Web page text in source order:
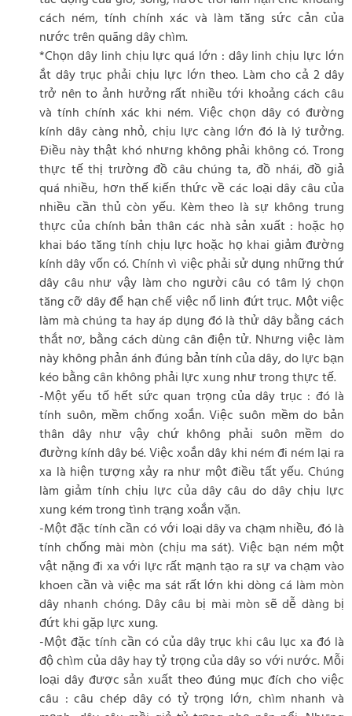
cách ném, tính chính xác và làm tăng sức cản của
nước trên quãng dây chìm.
*Chọn dây linh chịu lực quá lớn : dây linh chịu lực lớn
ắt dây trục phải chịu lực lớn theo. Làm cho cả 2 dây
trở nên to ảnh hưởng rất nhiều tới khoảng cách câu
và tính chính xác khi ném. Việc chọn dây có đường
kính dây càng nhỏ, chịu lực càng lớn đó là lý tưởng.
Điều này thật khó nhưng không phải không có. Trong
thực tế thị trường đồ câu chúng ta, đồ nhái, đồ giả
quá nhiều, hơn thế kiến thức về các loại dây câu của
nhiều cần thủ còn yếu. Kèm theo là sự không trung
thực của chính bản thân các nhà sản xuất : hoặc họ
khai báo tăng tính chịu lực hoặc họ khai giảm đường
kính dây vốn có. Chính vì việc phải sử dụng những thứ
dây câu như vậy làm cho người câu có tâm lý chọn
tăng cỡ dây để hạn chế việc nổ linh đứt trục. Một việc
làm mà chúng ta hay áp dụng đó là thử dây bằng cách
thắt nơ, bằng cách dùng cân điện tử. Nhưng việc làm
này không phản ánh đúng bản tính của dây, do lực bạn
kéo bằng cân không phải lực xung như trong thực tế.
-Một yếu tố hết sức quan trọng của dây trục : đó là
tính suôn, mềm chống xoắn. Việc suôn mềm do bản
thân dây như vậy chứ không phải suôn mềm do
đường kính dây bé. Việc xoắn dây khi ném đi ném lại ra
xa là hiện tượng xảy ra như một điều tất yếu. Chúng
làm giảm tính chịu lực của dây câu do dây chịu lực
xung kém trong tình trạng xoắn vặn.
-Một đặc tính cần có với loại dây va chạm nhiều, đó là
tính chống mài mòn (chịu ma sát). Việc bạn ném một
vật nặng đi xa với lực rất mạnh tạo ra sự va chạm vào
khoen cần và việc ma sát rất lớn khi dòng cá làm mòn
dây nhanh chóng. Dây câu bị mài mòn sẽ dễ dàng bị
đứt khi gặp lực xung.
-Một đặc tính cần có của dây trục khi câu lục xa đó là
độ chìm của dây hay tỷ trọng của dây so với nước. Mỗi
loại dây được sản xuất theo đúng mục đích cho việc
câu : câu chép dây có tỷ trọng lớn, chìm nhanh và